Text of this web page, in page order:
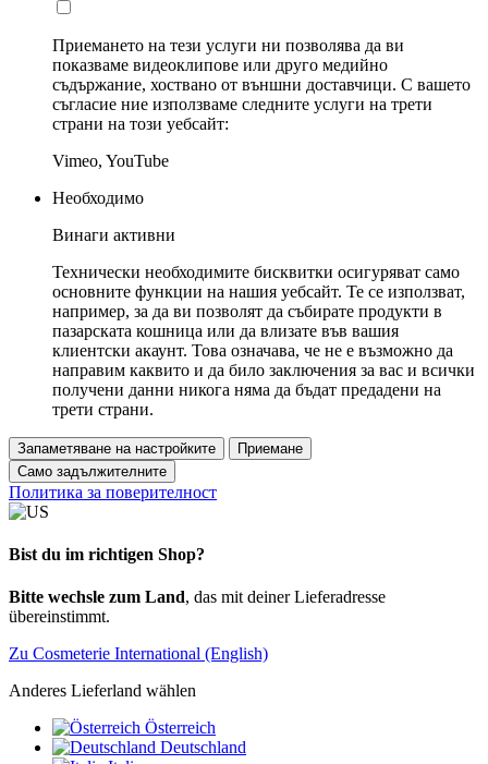
Приемането на тези услуги ни позволява да ви
показваме видеоклипове или друго медийно
съдържание, хоствано от външни доставчици. С вашето
съгласие ние използваме следните услуги на трети
страни на този уебсайт:
Vimeo, YouTube
Необходимо
Винаги активни
Технически необходимите бисквитки осигуряват само
основните функции на нашия уебсайт. Те се използват,
например, за да ви позволят да събирате продукти в
пазарската кошница или да влизате във вашия
клиентски акаунт. Това означава, че не е възможно да
направим каквито и да било заключения за вас и всички
получени данни никога няма да бъдат предадени на
трети страни.
Запаметяване на настройките
Приемане
Само задължителните
Политика за поверителност
Bist du im richtigen Shop?
Bitte wechsle zum Land, das mit deiner Lieferadresse
übereinstimmt.
Zu Cosmeterie International (English)
Anderes Lieferland wählen
Österreich
Deutschland